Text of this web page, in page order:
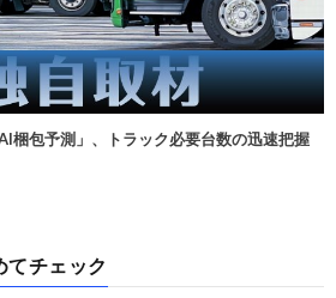
梱包予測」、トラック必要台数の迅速把握
てチェック